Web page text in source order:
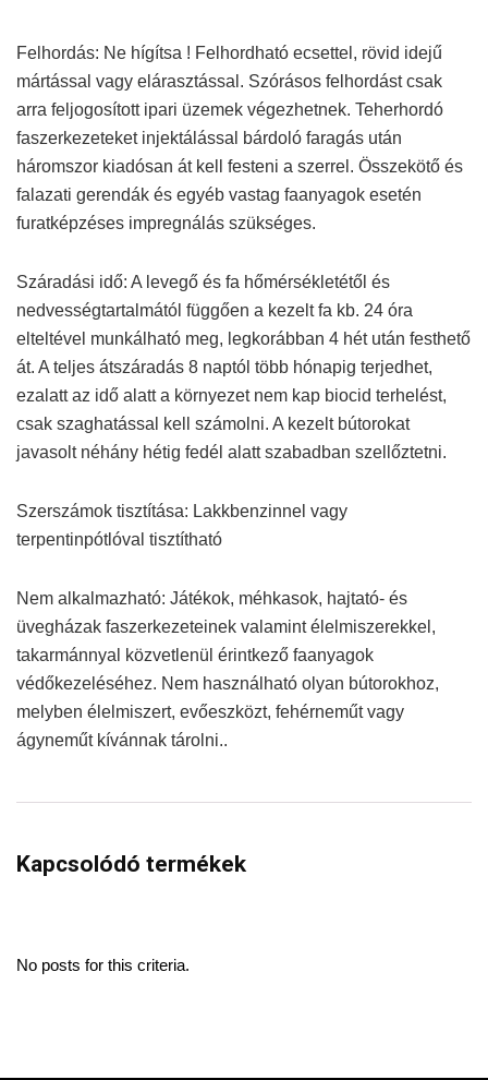
Felhordás: Ne hígítsa ! Felhordható ecsettel, rövid idejű
mártással vagy elárasztással. Szórásos felhordást csak
arra feljogosított ipari üzemek végezhetnek. Teherhordó
faszerkezeteket injektálással bárdoló faragás után
háromszor kiadósan át kell festeni a szerrel. Összekötő és
falazati gerendák és egyéb vastag faanyagok esetén
furatképzéses impregnálás szükséges.
Száradási idő: A levegő és fa hőmérsékletétől és
nedvességtartalmától függően a kezelt fa kb. 24 óra
elteltével munkálható meg, legkorábban 4 hét után festhető
át. A teljes átszáradás 8 naptól több hónapig terjedhet,
ezalatt az idő alatt a környezet nem kap biocid terhelést,
csak szaghatással kell számolni. A kezelt bútorokat
javasolt néhány hétig fedél alatt szabadban szellőztetni.
Szerszámok tisztítása: Lakkbenzinnel vagy
terpentinpótlóval tisztítható
Nem alkalmazható: Játékok, méhkasok, hajtató- és
üvegházak faszerkezeteinek valamint élelmiszerekkel,
takarmánnyal közvetlenül érintkező faanyagok
védőkezeléséhez. Nem használható olyan bútorokhoz,
melyben élelmiszert, evőeszközt, fehérneműt vagy
ágyneműt kívánnak tárolni..
Kapcsolódó termékek
No posts for this criteria.